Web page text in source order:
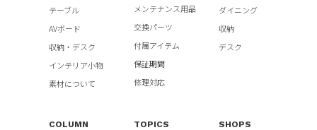
テーブル
AVボード
収納・デスク
インテリア小物
素材について
メンテナンス用品
交換パーツ
付属アイテム
保証期間
修理対応
ダイニング
収納
デスク
COLUMN TOPICS SHOPS